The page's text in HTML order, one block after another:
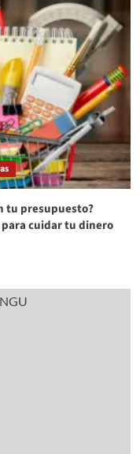
tu presupuesto?
para cuidar tu dinero